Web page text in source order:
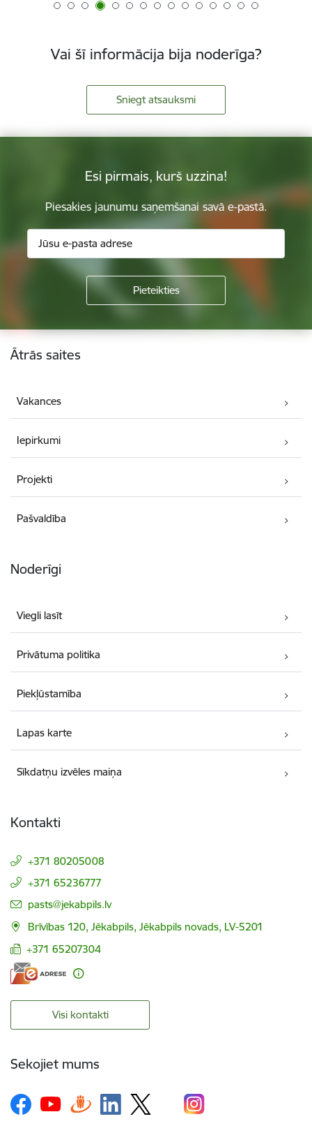
Vai šī informācija bija noderīga?
Sniegt atsauksmi
Esi pirmais, kurš uzzina!
Piesakies jaunumu saņemšanai savā e-pastā.
Kājene
Ātrās saites
Vakances
Iepirkumi
Projekti
Pašvaldība
Noderīgi
Viegli lasīt
Privātuma politika
Piekļūstamība
Lapas karte
Sīkdatņu izvēles maiņa
Kontakti
+371 80205008
+371 65236777
E-pasts:
pasts@jekabpils.lv
Brīvības 120, Jēkabpils, Jēkabpils novads, LV-5201
+371 65207304
Visi kontakti
Sekojiet mums